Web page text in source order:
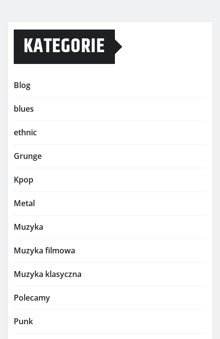
KATEGORIE
Blog
blues
ethnic
Grunge
Kpop
Metal
Muzyka
Muzyka filmowa
Muzyka klasyczna
Polecamy
Punk